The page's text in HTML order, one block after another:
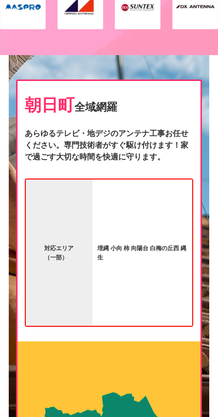
朝日町全域網羅
あらゆるテレビ・地デジのアンテナ工事お任せ
ください。専門技術者がすぐ駆け付けます！家
で過ごす大切な時間を快適に守ります。
対応エリア
（一部）
埋縄 小向 柿 向陽台 白梅の丘西 縄
生